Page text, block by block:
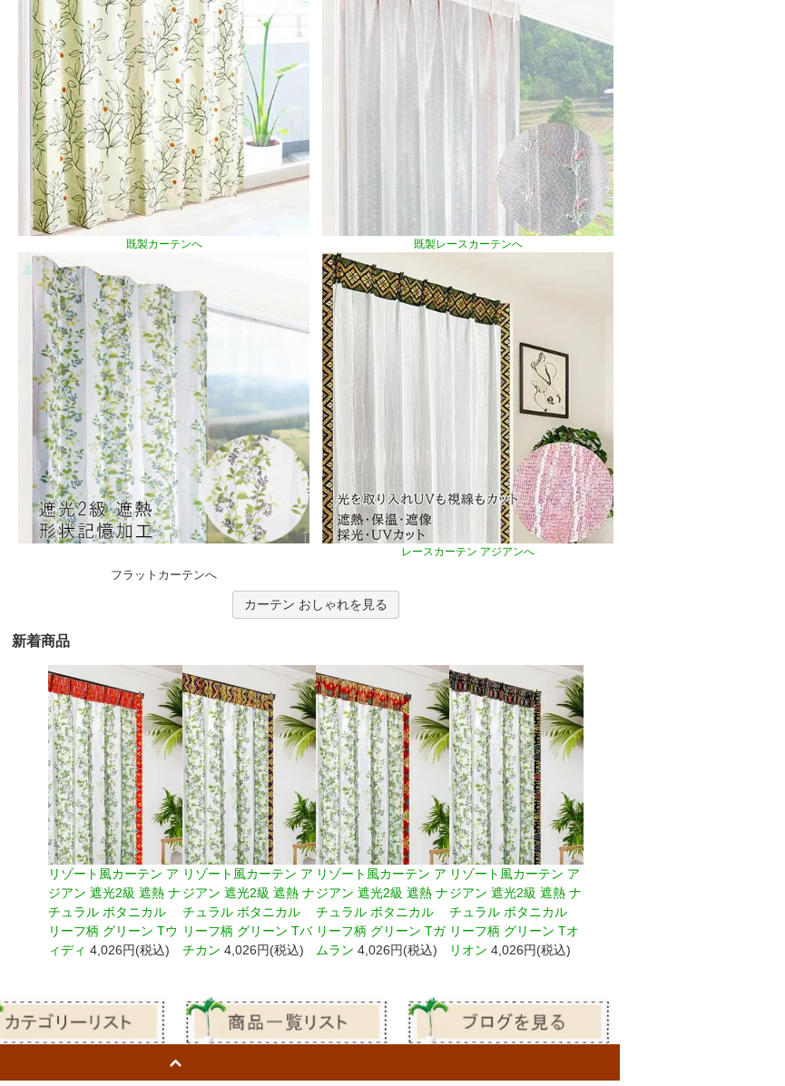
既製カーテンへ 既製レースカーテンへ
フラットカーテンへ
レースカーテン アジアンへ
カーテン おしゃれを見る
新着商品
リゾート風カーテン ア
ジアン 遮光2級 遮熱 ナ
チュラル ボタニカル
リーフ柄 グリーン Tウ
ィディ4,026円(税込)
リゾート風カーテン ア
ジアン 遮光2級 遮熱 ナ
チュラル ボタニカル
リーフ柄 グリーン Tバ
チカン 4,026円(税込)
リゾート風カーテン ア
ジアン 遮光2級 遮熱 ナ
チュラル ボタニカル
リーフ柄 グリーン Tガ
ムラン 4,026円(税込)
リゾート風カーテン ア
ジアン 遮光2級 遮熱 ナ
チュラル ボタニカル
リーフ柄 グリーン Tオ
リオン4,026円(税込)